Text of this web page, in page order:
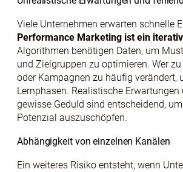
Viele Unternehmen erwarten schnelle
Performance Marketing ist ein
Algorithmen benötigen Daten, um
und Zielgruppen zu optimieren. Wer
oder Kampagnen zu häufig verändert,
Lernphasen. Realistische Erwartungen
gewisse Geduld sind entscheidend,
Potenzial auszuschöpfen.
Abhängigkeit von einzelnen Kanälen
Ein weiteres Risiko entsteht, wenn